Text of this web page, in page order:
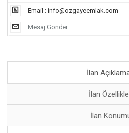
Email : info@ozgayeemlak.com
Mesaj Gönder
İlan
İlan
İlan